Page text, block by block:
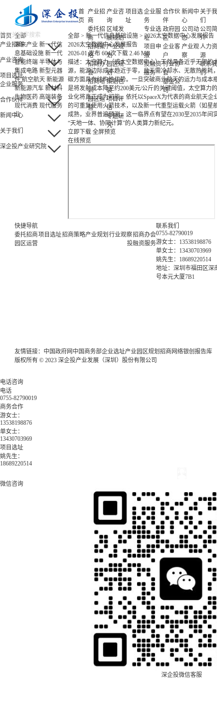
首
页
产业招
商
委托招
商
招商策
略
招商办
会
招商培
训
园区运
营
产业咨
询
区域发
展规划
产业规
划
园区规
划
策划包
装
项目评
估
专题研
究
项目选
址
企业服
务
专业选
址
项目申
报
投融资
服务
合作伙
伴
政府园
区
企业客
户
行业协
会
基金公
司
新闻中
心
公司动
态
产业观
察
关于
们
公司
介
人力
源
联系
们
首页
产业招商
产业咨询
项目选址
企业服务
合作伙伴
新闻中心
关于我们
深企投产业研究院
全部
未来产业 新一代信
息基础设施 新一代
智能终端 半导体与
集成电路 新型元器
件 航空航天 新能源
新能源汽车 新材料
生物医药 高端装备
现代消费 现代服务
业
全部> 新一代信息基础设施>2026太空数据中心发展报告
2026太空数据中心发展报告
2026-01 发布 604次下载 2.46 MB
描述：太空算力（或太空数据中心）天然具备近乎无限的
源，能源边际成本趋近于零，且无需冷却水、无散热能耗
碳方面具有结构性优势。一旦突破商业航天的运力与成本
是将发射成本降至约200美元/公斤的关键阈值，太空算力
业化将真正成为可能。依托以SpaceX为代表的商业航天企
的可重复使用火箭技术，以及新一代重型运载火箭（如星
成熟，业界普遍预测，这一临界点有望在2030至2035年间
“天地一体、协同计算”的人类算力新纪元。
立即下载 全屏预览
在线预览
快捷导航
委托招商项目选址招商策略产业规划 行业观察招商办会
园区运营
投融资服务
联系我们
0755-82790019
游女士：13538198876
单女士：13430703969
姚先生：18689220514
地址：深圳市福田区深
号本元大厦7B1
友情链接： 中国政府网 中国商务部企业选址产业园区规划 招商网络银创报告库
版权所有 © 2023 深企投产业发展（深圳）股份有限公司
电话咨询
电话
0755-82790019
商务合作
游女士：
13538198876
单女士：
13430703969
项目选址
姚先生：
18689220514
微信咨询
深企投微信客服